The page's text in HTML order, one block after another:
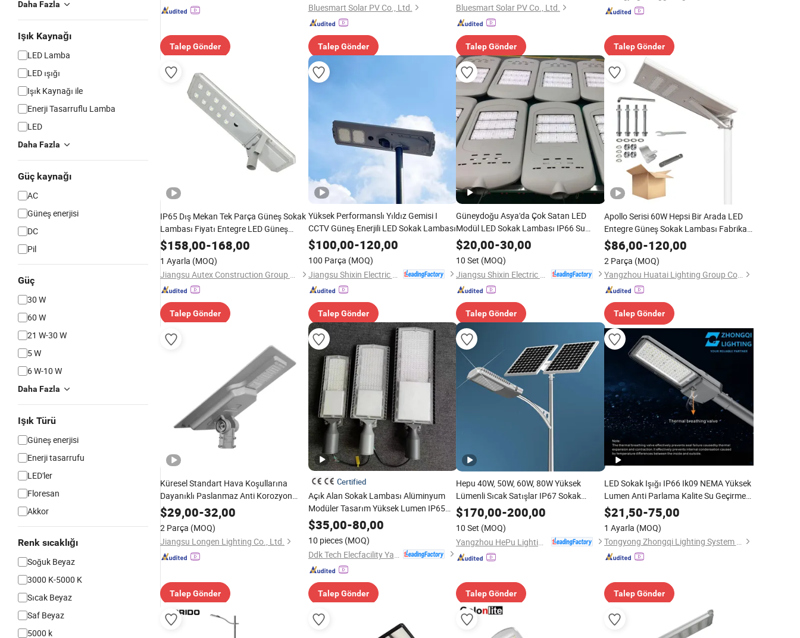
Daha Fazla
Işık Kaynağı
LED Lamba
LED ışığı
Işık Kaynağı ile
Enerji Tasarruflu Lamba
LED
Daha Fazla
Güç kaynağı
AC
Güneş enerjisi
DC
Pil
Güç
30 W
60 W
21 W-30 W
5 W
6 W-10 W
Daha Fazla
Işık Türü
Güneş enerjisi
Enerji tasarrufu
LED'ler
Floresan
Akkor
Renk sıcaklığı
Soğuk Beyaz
3000 K-5000 K
Sıcak Beyaz
Saf Beyaz
5000 k
Talep Gönder
Bluesmart Solar PV Co., Ltd.
Talep Gönder
Bluesmart Solar PV Co., Ltd.
Talep Gönder Talep Gönder
IP65 Dış Mekan Tek Parça Güneş Sokak
Lambası Fiyatı Entegre LED Güneş
Sokak Lambası
$158,00-168,00
1 Ayarla (MOQ)
Jiangsu Autex Construction Group Co., Ltd.
Talep Gönder
Yüksek Performanslı Yıldız Gemisi I
CCTV Güneş Enerjili LED Sokak Lambası
$100,00-120,00
100 Parça (MOQ)
Talep Gönder
Güneydoğu Asya'da Çok Satan LED
Modül LED Sokak Lambası IP66 Su
Geçirmez
$20,00-30,00
10 Set (MOQ)
Talep Gönder
Apollo Serisi 60W Hepsi Bir Arada LED
Entegre Güneş Sokak Lambası Fabrika
Üretimi
$86,00-120,00
2 Parça (MOQ)
Yangzhou Huatai Lighting Group Co., Ltd
Talep Gönder
Küresel Standart Hava Koşullarına
Dayanıklı Paslanmaz Anti Korozyon
Güneş Enerjili LED Sokak Lambası
$29,00-32,00
2 Parça (MOQ)
Jiangsu Longen Lighting Co., Ltd.
Talep Gönder
Certified
Açık Alan Sokak Lambası Alüminyum
Modüler Tasarım Yüksek Lumen IP65
LED 40W 60W 80W LED Sokak Işığı Yol
Patika için
$35,00-80,00
10 pieces (MOQ)
Talep Gönder
Hepu 40W, 50W, 60W, 80W Yüksek
Lümenli Sıcak Satışlar IP67 Sokak
Aydınlatma Sistemi Su Geçirmez Kontrol
Sistemi Güneş Enerjili LED Sokak
Lambası
$170,00-200,00
10 Set (MOQ)
Talep Gönder
LED Sokak Işığı IP66 Ik09 NEMA Yüksek
Lumen Anti Parlama Kalite Su Geçirmez
Dali Dimmable Sensör 5 Yıl Garanti OEM
ODM 80W 100W 240W 150W CE
$21,50-75,00
1 Ayarla (MOQ)
Tongyong Zhongqi Lighting System (Hangzhou) Co., Ltd
Talep Gönder